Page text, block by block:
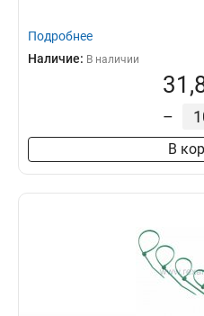
Подробнее
Наличие: В наличии
–
В